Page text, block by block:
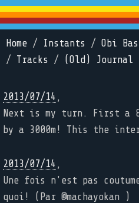
Home / Instants / Obi
/ Tracks / (Old) Journal
2013/07/14 ,
Next is my turn. First a
by a 3000m! This the
2013/07/14 ,
Une fois n'est pas
quoi! (Par @machayokan )